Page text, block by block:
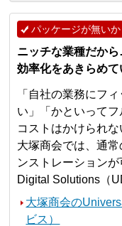
パッケージが無い
ニッチな業種だか
効率化をあきらめて
「自社の業務にフ
い」「かといって
コストはかけられ
大塚商会では、通
ンストレーション
Digital Solutions（
大塚商会の
ビス）